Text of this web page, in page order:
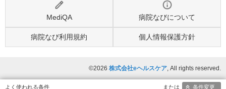
MediQA 病院なびについて
病院なび利用規約 個人情報保護方針
©2026 株式会社eヘルスケア, All rights reserved.
条件変更